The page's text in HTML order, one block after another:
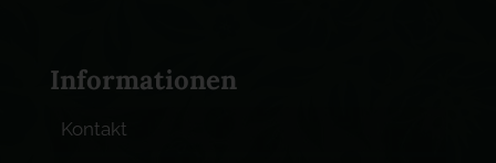
Informationen
Kontakt